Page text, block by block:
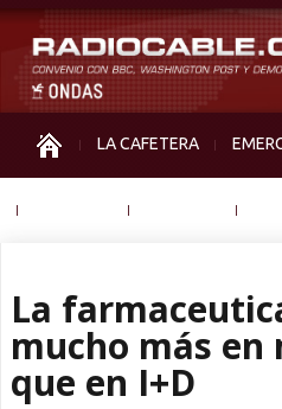
LA CAFETERA
La
mucho más
que en I+D